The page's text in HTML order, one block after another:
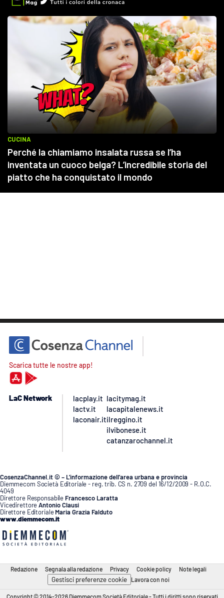
Scarica tutte le nostre app!
LaC Network
lacplay.it
lactv.it
laconair.it
lacitymag.it
lacapitalenews.it
ilreggino.it
ilvibonese.it
catanzarochannel.it
CosenzaChannel.it © – L’informazione dell’area urbana e provincia
Diemmecom Società Editoriale - reg. trib. CS n. 2709 del 16/12/2009 - R.O.C.
4049
Direttore Responsabile Francesco Laratta
VicedirettoreAntonio Clausi
Direttore Editoriale Maria Grazia Falduto
www.diemmecom.it
Redazione Segnala alla redazione Privacy Cookie policy Note legali
Gestisci preferenze cookie Lavora con noi
Copyright © 2014-2026 Diemmecom Società Editoriale - Tutti i diritti sono riservati